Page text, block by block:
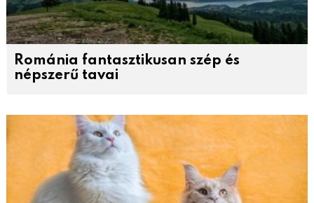
Románia fantasztikusan szép és
népszerű tavai